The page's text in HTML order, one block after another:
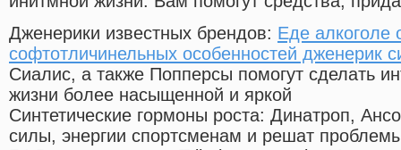
Дженерики известных брендов: Еде алкоголе
софтотличинельных особенностей дженерик
Сиалис, а также Попперсы помогут сделать
жизни более насыщенной и яркой
Синтетические гормоны роста: Динатроп,
силы, энергии спортсменам и решат